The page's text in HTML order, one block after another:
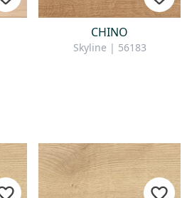
CHINO
Skyline | 56183